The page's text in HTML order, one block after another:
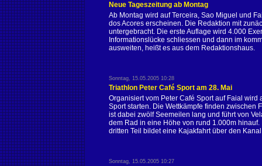
Neue Tageszeitung ab Montag
Ab Montag wird auf Terceira, Sao Miguel und
dos Acores erscheinen. Die Redaktion mit
untergebracht. Die erste Auflage wird 4.000
Informationslücke schliessen und dann im
ausweiten, heißt es aus dem Redaktionshaus.
Sonntag, 15.05.2005 10:28
Triathlon Peter Café Sport am 28. Mai
Organisiert vom Peter Café Sport auf Faial
Sport starten. Die Wettkämpfe finden zwischen
ist dabei zwölf Seemeilen lang und führt von
dem Rad in eine Höhe von rund 1.000m
dritten Teil bildet eine Kajakfahrt über den
Sonntag, 15.05.2005 10:27